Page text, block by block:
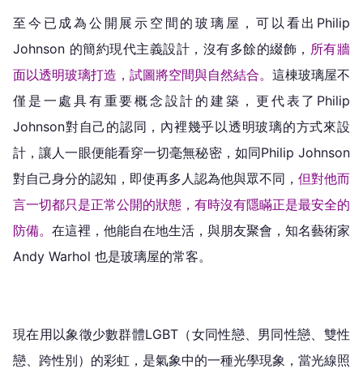
至今已成為公開展示空間的玻璃屋，可以看出Philip
Johnson 的簡約現代主義設計，沒有多餘的綴飾， 所有牆
面以透明玻璃打造，試圖將空間與自然結合。 這棟玻璃屋不
僅是一處具有重要概念設計的建築，更代表了Philip
Johnson對自己的認同，內裡幾乎以透明玻璃的方式來設
計，讓人一眼便能看穿一切毫無秘密，如同Philip Johnson
對自己身分的認知，即使再多人認為他與眾不同， 但對他而
言一切都只是正常公開的狀態，有時沒有隱瞞正是最安全的
防備。 在這裡，他能自在地生活，與朋友聚會，知名藝術家
Andy Warhol 也是玻璃屋的常客。
現在用以象徵少數群體LGBT（女同性戀、男同性戀、雙性
戀、跨性別）的彩虹，是氣象中的一種光學現象，當光線照